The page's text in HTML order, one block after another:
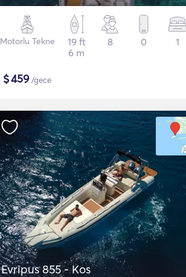
Motorlu Tekne
19 ft
6 m
8 0 1
$459/gece
Evripus 855 - Kos